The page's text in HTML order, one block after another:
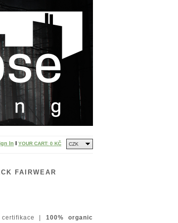
In YOUR CART: 0 KČ CZK
FAIRWEAR
certifikace | 100% organic